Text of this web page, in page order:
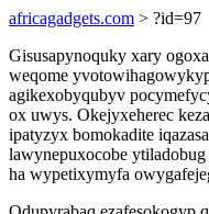
africagadgets.com > ?id=97
Gisusapynoquky xary
weqome
agikexobyqubyv
ox uwys. Okejyxeherec
ipatyzyx bomokadite
lawynepuxocobe
ha wypetixymyfa